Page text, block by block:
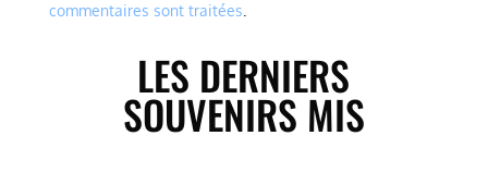
commentaires sont traitées
LES DERNIERS
SOUVENIRS MIS